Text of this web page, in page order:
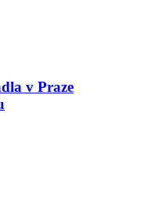
v Praze